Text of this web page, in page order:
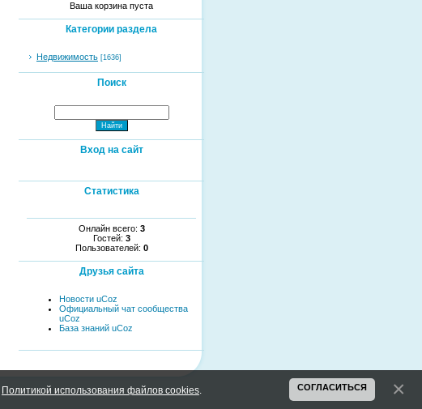
Ваша корзина пуста
Категории раздела
Недвижимость [1636]
Поиск
Вход на сайт
Статистика
Онлайн всего: 3
Гостей: 3
Пользователей: 0
Друзья сайта
Новости uCoz
Официальный чат сообщества
uCoz
База знаний uCoz
Политикой использования файлов cookies СОГЛАСИТЬСЯ